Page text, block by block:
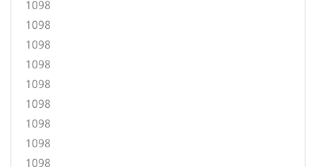
1098
1098
1098
1098
1098
1098
1098
1098
1098